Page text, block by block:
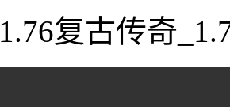
1.76复古传奇